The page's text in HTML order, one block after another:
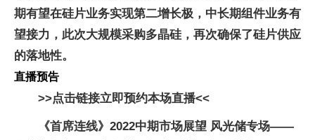
期有望在硅片业务实现第二增长极，中长期组件业务有
望接力，此次大规模采购多晶硅，再次确保了硅片供应
的落地性。
直播预告
>>点击链接立即预约本场直播<<
《首席连线》2022中期市场展望 风光储专场——